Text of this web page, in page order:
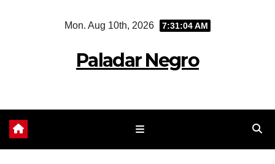
Mon. Aug 10th, 2026 7:31:05 AM
Paladar Negro